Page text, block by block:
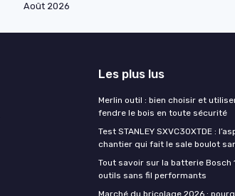
Août 2026
Les plus lus
Merlin outil : bien choisir et
fendre le bois en toute sécurité
Test STANLEY SXVC30XTDE :
chantier qui fait le sale boulot
Tout savoir sur la batterie Bosch
outils sans fil performants
Marché du bricolage 2026 :